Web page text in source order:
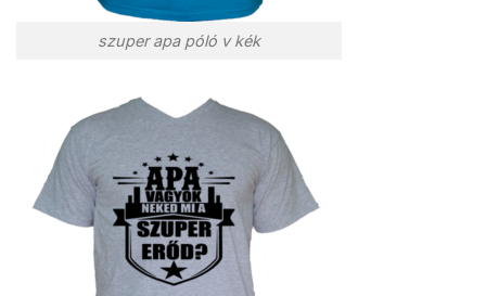
szuper apa póló v kék